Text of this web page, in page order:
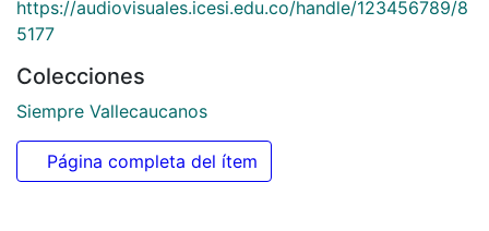
https://audiovisuales.icesi.edu.co/handle/123456789/8
5177
Colecciones
Siempre Vallecaucanos
Página completa del ítem